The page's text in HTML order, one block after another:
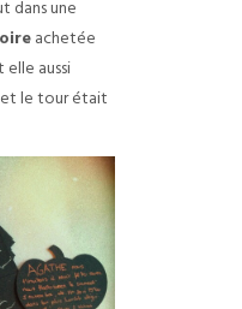
dans une
achetée
aussi
le tour était